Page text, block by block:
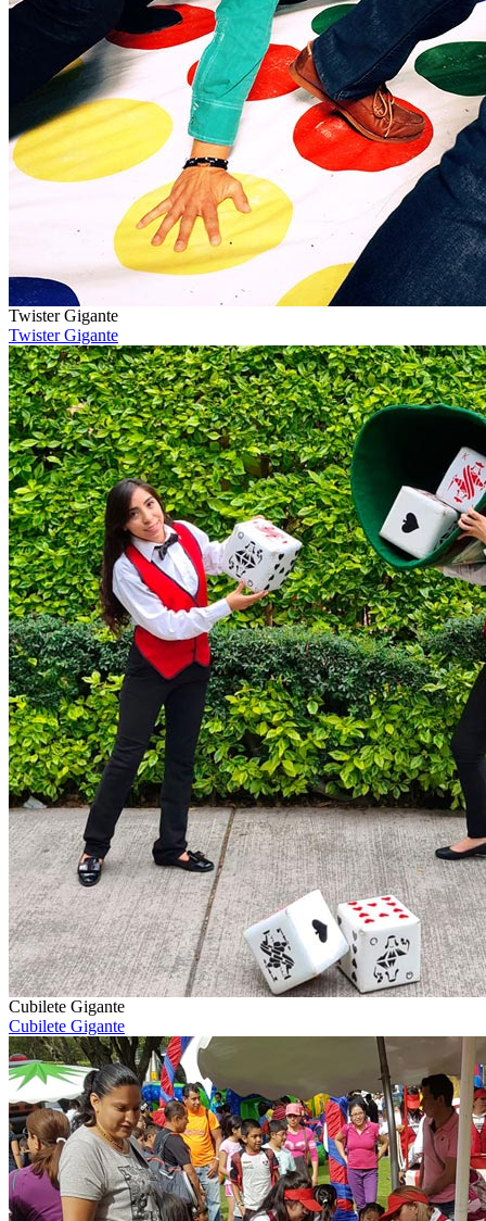
Twister Gigante
Twister Gigante
Cubilete Gigante
Cubilete Gigante